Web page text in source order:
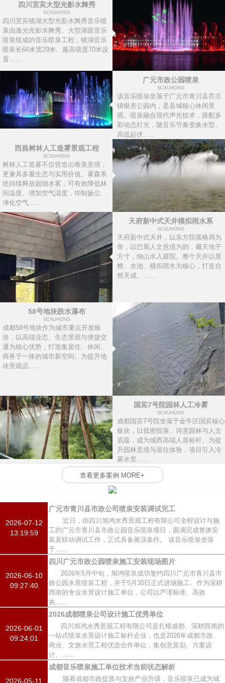
四川宜宾大型光影水舞秀
SCXUHONG
四川宜宾镜湖大型光影水舞秀音乐喷
泉由激光光影水舞秀、大型湖面音乐
喷泉组成的音乐喷泉工程，镜湖音乐
喷泉长66米宽29米、最高喷度70米设
置……
广元市政公园喷泉
SCXUHONG
该音乐喷泉坐落于广元市青川县乔庄
镇银杏公园内，是县城核心休闲景
观。喷泉融合现代声光技术，搭配多
彩动态灯光，随音乐节奏变换水型、
高低起伏……
西昌树林人工造雾景观工程
SCXUHONG
树林人工造雾不仅营造出唯美意境，
更兼具多重生态与实用价值。雾森系
统持续释放超细水雾，可有效降低林
间温度、增加空气湿度，抑制扬尘、
净化空气……
天府新中式天井模拟雨水系
SCXUHONG
天府新中式天井，以东方院落格局为
骨，以巴蜀人文意境为韵，藏天地于
方寸，纳山水入庭院。整个天井以屋
檐、水池、模拟雨水为核心，打造自
然天成、……
58号地块跌水瀑布
SCXUHONG
成都58号地块作为城市重点开发板
块，以高端业态、生态景观与便捷交
通为核心优势，打造集居住、休闲、
商务于一体的城市新空间。为提升地
块景观品……
国宾7号院园林人工冷雾
SCXUHONG
成都国宾7号院坐落于金牛区国宾核心
板块，以低密院落、诗意园林与人文
底蕴，成为城西高端人居标杆。为提
升园林意境与居住体验，项目引入冷
雾水景……
查看更多案例 MORE+
2026-07-12
13:19:59
广元市青川县市政公司喷泉安装调试完工
近日，由四川旭鸿水秀景观工程有限公司全程设计与施
工的广元市青川县市政公园音乐喷泉项目，圆满完成整体安
装及联动调试工作，正式具备展演条件。 该音乐喷泉坐落
于……
2026-06-10
09:27:40
四川广元市政公园喷泉施工安装现场图片
2026年5月中旬，旭鸿喷泉成功签约四川广元市青川县市
政公园水景喷泉工程，并于5月30日正式进场施工。作为深耕
西南的专业水景设计施工单位，公司以严谨标准、高效
执……
2026-06-01
09:24:01
2026成都喷泉公司设计施工优秀单位
四川旭鸿水秀景观工程有限公司是扎根成都、深耕西南的
一站式喷泉水景设计施工标杆企业，也是2026年成都市政、
商业、文旅水景工程优选合作单位，集创意策划、方案设
计、……
2026-05-11
成都音乐喷泉施工单位技术当前状态解析
随着成都市政提质与文旅产业升级，音乐喷泉已成为城